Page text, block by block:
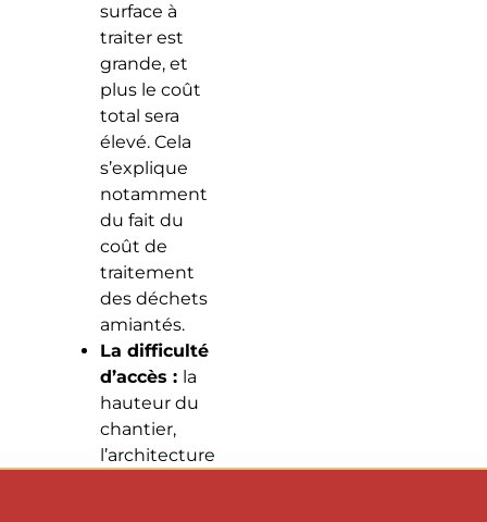
surface à
traiter est
grande, et
plus le coût
total sera
élevé. Cela
s’explique
notamment
du fait du
coût de
traitement
des déchets
amiantés.
La difficulté
d’accès : la
hauteur du
chantier,
l’architecture